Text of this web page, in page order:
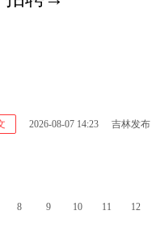
2026-08-07 14:23 吉林发布
8 9 10 11 12